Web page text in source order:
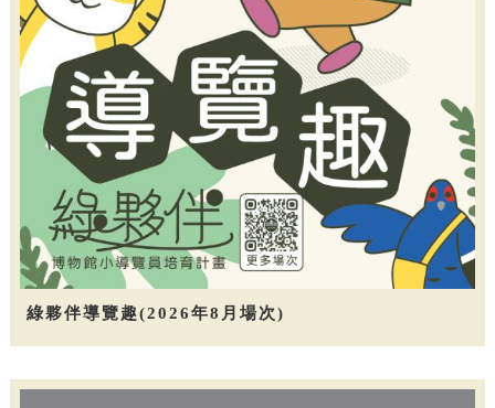
綠夥伴導覽趣(2026年8月場次)